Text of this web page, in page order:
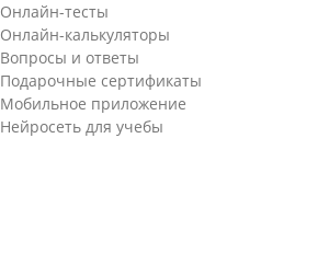
Онлайн-тесты
Онлайн-калькуляторы
Вопросы и ответы
Подарочные сертификаты
Мобильное приложение
Нейросеть для учебы